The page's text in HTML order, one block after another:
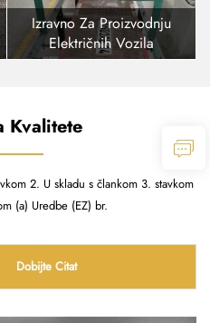
Izravno Za Proizvodnju
Električnih Vozila
Kvalitete
2. U skladu s člankom 3. stavkom
(a) Uredbe (EZ) br.
Dobijte Citat